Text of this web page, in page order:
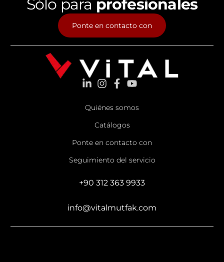
Sólo para profesionales
Ponte en contacto con
Quiénes somos
Catálogos
Ponte en contacto con
Seguimiento del servicio
+90 312 363 9933
info@vitalmutfak.com